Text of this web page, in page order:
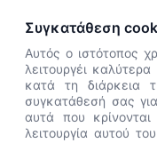
Συγκατάθεση
Αυτός ο ιστότοπος
λειτουργέι
κατά τη διάρκεια
συγκατάθεσή σας
αυτά που
λειτουργία αυτού